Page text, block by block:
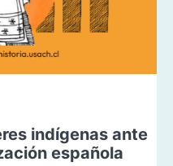
indígenas ante
española